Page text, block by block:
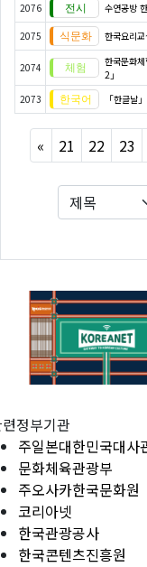
2076 수연공방
2075 한국요리
2074
한국문화
2」
2073 「한글날
« Previous
21 22 23
정부기관
주일본대한민국대사
문화체육관광부
주오사카한국문화원
코리아넷
한국관광공사
한국콘텐츠진흥원